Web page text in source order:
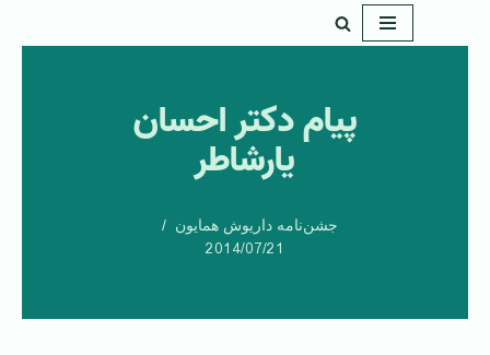
پیام دکتر احسان
یارشاطر
جشن‌نامه داریوش همایون
2014/07/21